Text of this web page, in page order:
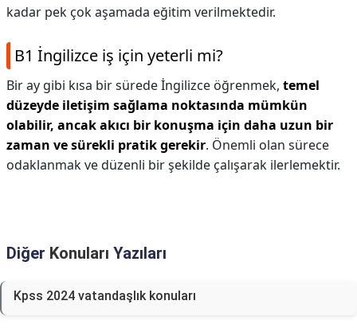
kadar pek çok aşamada eğitim verilmektedir.
B1 İngilizce iş için yeterli mi?
Bir ay gibi kısa bir sürede İngilizce öğrenmek, temel
düzeyde iletişim sağlama noktasında mümkün
olabilir, ancak akıcı bir konuşma için daha uzun bir
zaman ve sürekli pratik gerekir. Önemli olan sürece
odaklanmak ve düzenli bir şekilde çalışarak ilerlemektir.
Diğer Konuları Yazıları
Kpss 2024 vatandaşlık konuları